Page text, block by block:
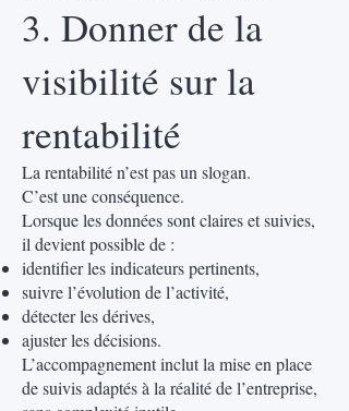
3. Donner de la
visibilité sur la
rentabilité
La rentabilité n’est pas un slogan.
C’est une conséquence.
Lorsque les données sont claires et suivies,
il devient possible de :
identifier les indicateurs pertinents,
suivre l’évolution de l’activité,
détecter les dérives,
ajuster les décisions.
L’accompagnement inclut la mise en place
de suivis adaptés à la réalité de l’entreprise,